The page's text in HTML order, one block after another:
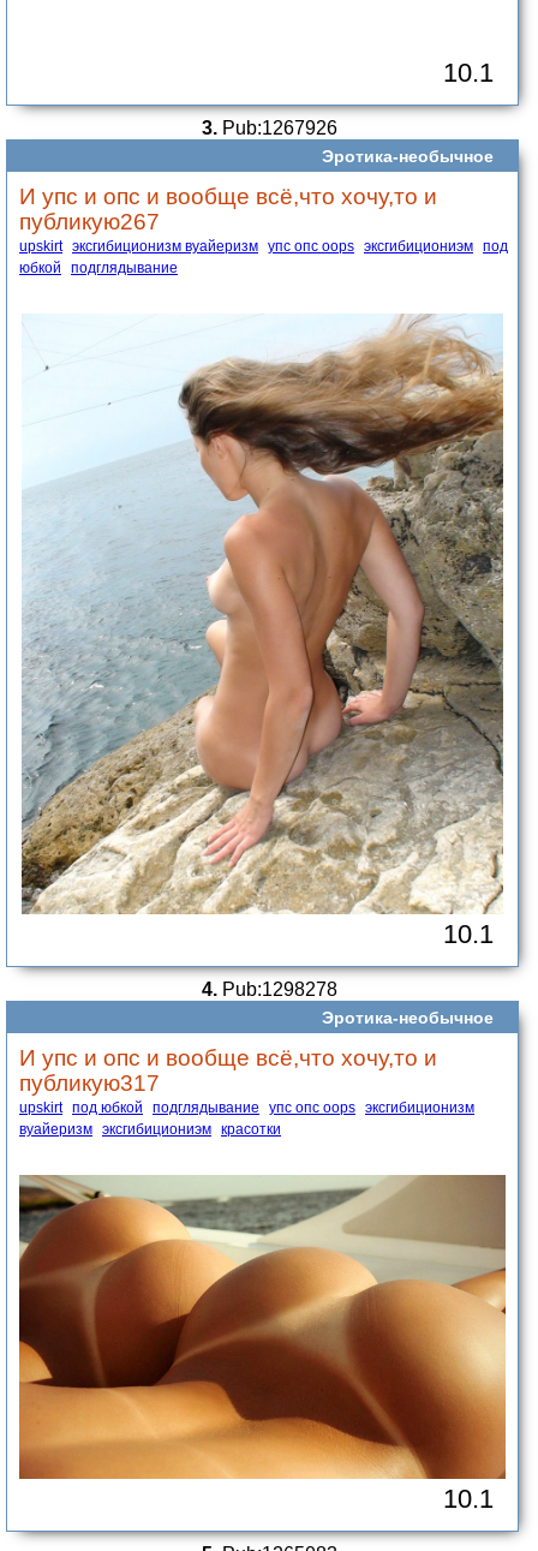
10.1
3.Pub:1267926
Эротика-необычное
И упс и опс и вообще всё,что хочу,то и
публикую267
upskirt эксгибиционизм вуайеризм упс опс oops эксгибициониэм под
юбкой
подглядывание
10.1
4.Pub:1298278
Эротика-необычное
И упс и опс и вообще всё,что хочу,то и
публикую317
upskirt под юбкой подглядывание упс опс oops эксгибиционизм
вуайеризм эксгибициониэм красотки
10.1